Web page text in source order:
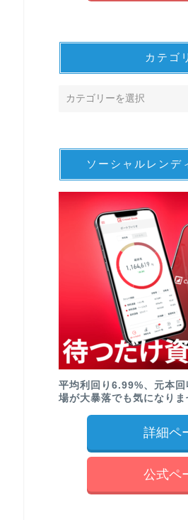
カテゴ
ソーシャルレンデ
平均利回り6.99%、元本
場が大暴落でも気になりま
詳細ペ
公式ペ